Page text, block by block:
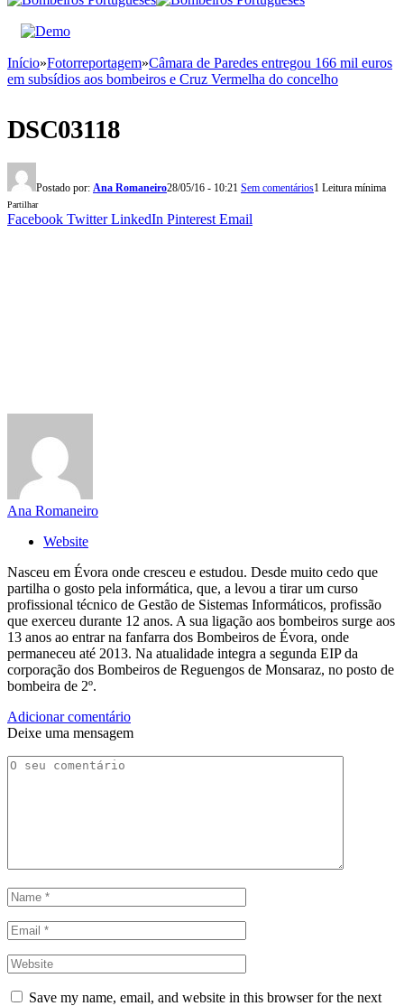
Início»Fotorreportagem»Câmara de Paredes entregou 166 mil euros
em subsídios aos bombeiros e Cruz Vermelha do concelho
DSC03118
Postado por: Ana Romaneiro28/05/16 - 10:21 Sem comentários1 Leitura mínima
Partilhar
Facebook Twitter LinkedIn Pinterest Email
Ana Romaneiro
Website
Nasceu em Évora onde cresceu e estudou. Desde muito cedo que
partilha o gosto pela informática, que, a levou a tirar um curso
profissional técnico de Gestão de Sistemas Informáticos, profissão
que exerceu durante 12 anos. A sua ligação aos bombeiros surge aos
13 anos ao entrar na fanfarra dos Bombeiros de Évora, onde
permaneceu até 2013. Na atualidade integra a segunda EIP da
corporação dos Bombeiros de Reguengos de Monsaraz, no posto de
bombeira de 2º.
Adicionar comentário
Deixe uma mensagem
Save my name, email, and website in this browser for the next